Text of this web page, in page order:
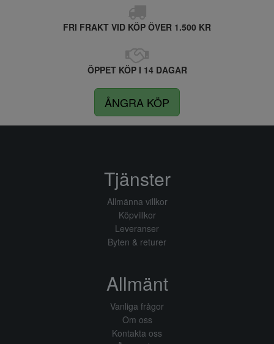
FRI FRAKT VID KÖP ÖVER 1.500 KR
ÖPPET KÖP I 14 DAGAR
ÅNGRA KÖP
Tjänster
Allmänna villkor
Köpvillkor
Leveranser
Byten & returer
Allmänt
Vanliga frågor
Om oss
Kontakta oss